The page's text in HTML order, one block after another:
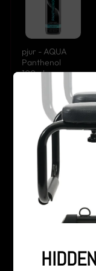
pjur - AQUA
Panthenol
100ml
Swiss Navy - Toy